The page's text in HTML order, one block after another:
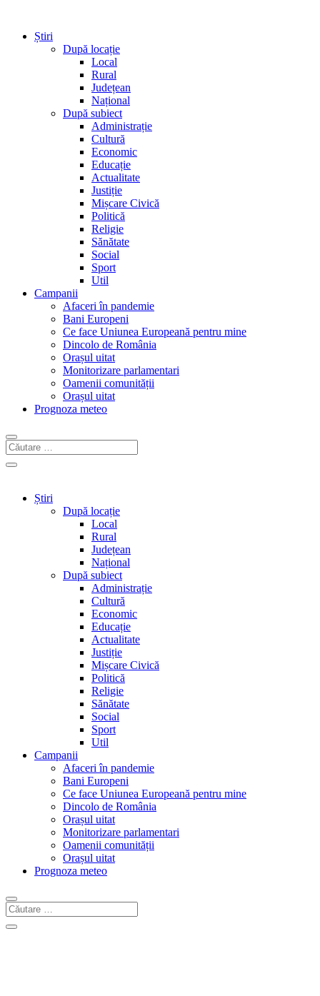
Știri
După locație
Local
Rural
Județean
Național
După subiect
Administrație
Cultură
Economic
Educație
Actualitate
Justiție
Mișcare Civică
Politică
Religie
Sănătate
Social
Sport
Util
Campanii
Afaceri în pandemie
Bani Europeni
Ce face Uniunea Europeană pentru mine
Dincolo de România
Orașul uitat
Monitorizare parlamentari
Oamenii comunității
Orașul uitat
Prognoza meteo
Știri
După locație
Local
Rural
Județean
Național
După subiect
Administrație
Cultură
Economic
Educație
Actualitate
Justiție
Mișcare Civică
Politică
Religie
Sănătate
Social
Sport
Util
Campanii
Afaceri în pandemie
Bani Europeni
Ce face Uniunea Europeană pentru mine
Dincolo de România
Orașul uitat
Monitorizare parlamentari
Oamenii comunității
Orașul uitat
Prognoza meteo